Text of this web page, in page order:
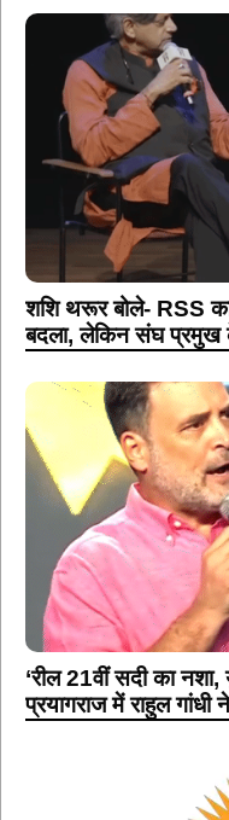
शशि थरूर बोले- RSS का
बदला, लेकिन संघ प्रमुख
‘रील 21वीं सदी का नशा,
प्रयागराज में राहुल गांधी